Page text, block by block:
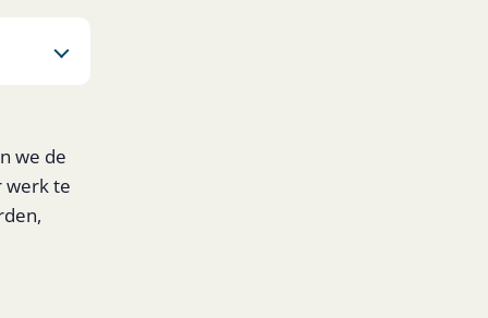
we de
werk te